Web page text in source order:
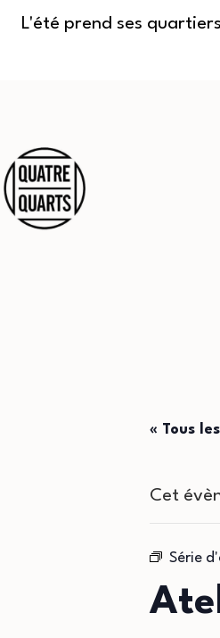
L'été prend ses
contenu
« Tous
Cet
Série